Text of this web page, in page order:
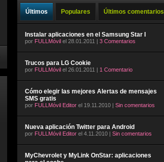
Últimos Populares Últimos comentarios
Instalar aplicaciones en el Samsung Star I
por FULLMóvil el 28.01.2011 | 3 Comentarios
Trucos para LG Cookie
por FULLMóvil el 26.01.2011 | 1 Comentario
Cómo elegir las mejores Alertas de mensajes
SMS gratis
por FULLMóvil Editor el 19.11.2010 | Sin comentarios
Nueva aplicación Twitter para Android
por FULLMóvil Editor el 4.11.2010 | Sin comentarios
MyChevrolet y MyLink OnStar: aplicaciones